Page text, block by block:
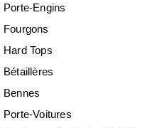
Porte-Engins
Fourgons
Hard Tops
Bétaillères
Bennes
Porte-Voitures